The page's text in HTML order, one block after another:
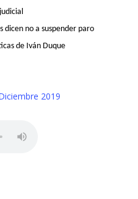
dicen no a suspender paro
de Iván Duque
2019